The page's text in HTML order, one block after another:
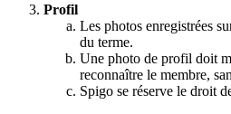
Profil
Les photos enregistrées
du terme.
Une photo de profil doit
reconnaître le membre,
Spigo se réserve le droit